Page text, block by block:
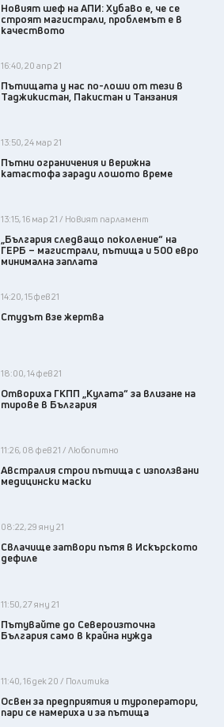
Новият шеф на АПИ: Хубаво е, че се
строят магистрали, проблемът е в
качеството
16:40, 20 апр 21
Пътищата у нас по-лоши от тези в
Таджикистан, Пакистан и Танзания
13:50, 24 мар 21
Пътни ограничения и верижна
катастофа заради лошото време
13:15, 16 мар 21 / Новият парламент
„България следващо поколение“ на
ГЕРБ – магистрали, пътища и 500 евро
минимална заплата
14:20, 15 фев 21
Студът взе жертва
18:00, 14 фев 21
Отвориха ГКПП „Кулата“ за влизане на
тирове в България
11:26, 08 фев 21 / Любопитно
Австралия строи пътища с използвани
медицински маски
08:22, 29 яну 21
Свлачище затвори пътя в Искърското
дефиле
11:50, 27 яну 21
Пътувайте до Североизточна
България само в крайна нужда
11:40, 16 дек 20 / Политика
Освен за предприятия и туроператори,
пари се намериха и за пътища